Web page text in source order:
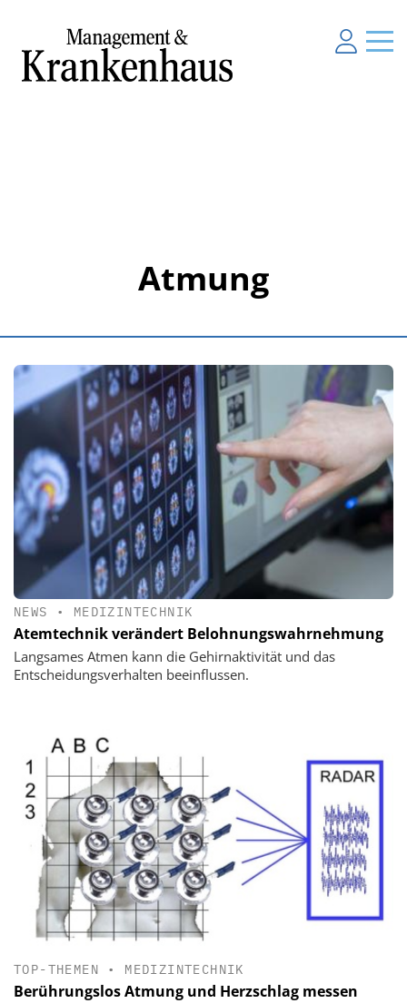
Atmung
NEWS • MEDIZINTECHNIK
Atemtechnik verändert Belohnungswahrnehmung
Langsames Atmen kann die Gehirnaktivität und das
Entscheidungsverhalten beeinflussen.
TOP-THEMEN • MEDIZINTECHNIK
Berührungslos Atmung und Herzschlag messen